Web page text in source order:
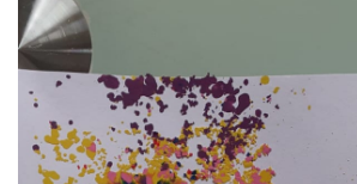
DĚJINY VÝTVARNÉHO UMĚNÍ
NOVINKY ZE ŠKOLSTVÍ 2025
ROČNÍ PLÁN - INSPIRACE /DLE NOVÉHO